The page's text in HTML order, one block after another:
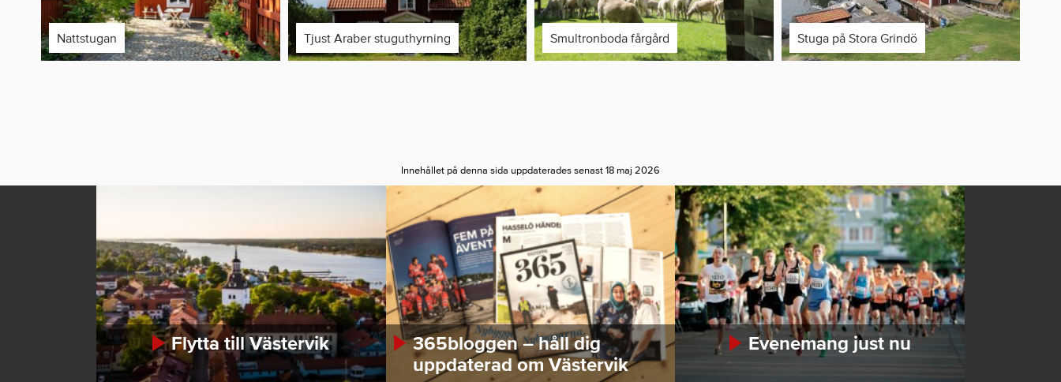
Nattstugan Tjust Araber stuguthyrning Smultronboda fårgård Stuga på Stora Grindö
Innehållet på denna sida uppdaterades senast 18 maj 2026
Flytta till Västervik
365bloggen – håll dig
uppdaterad om Västervik
Evenemang just nu